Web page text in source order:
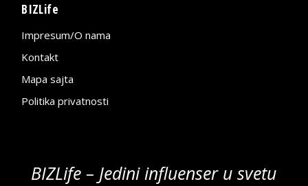
BIZLife
Impresum/O nama
Kontakt
Mapa sajta
Politika privatnosti
BIZLife – Jedini influenser u svetu